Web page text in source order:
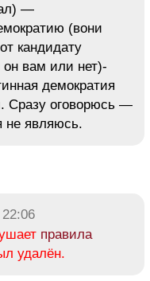
—
(вони
кандидату
вам или нет)-
демократия
Сразу оговорюсь —
не являюсь.
правила
удалён.